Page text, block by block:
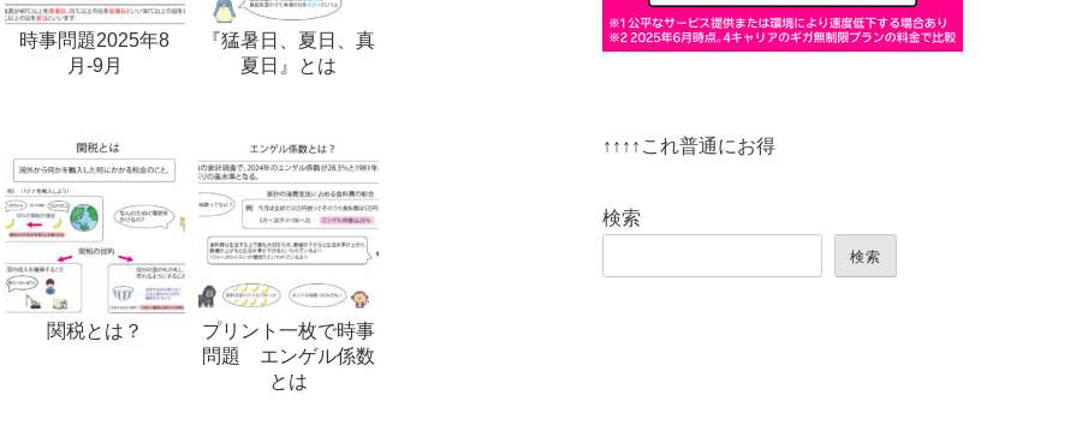
時事問題2025年8
月-9月
『猛暑日、夏日、真
夏日』とは
関税とは？
プリント一枚で時事
問題 エンゲル係数
とは
↑↑↑↑これ普通にお得
検索
検索